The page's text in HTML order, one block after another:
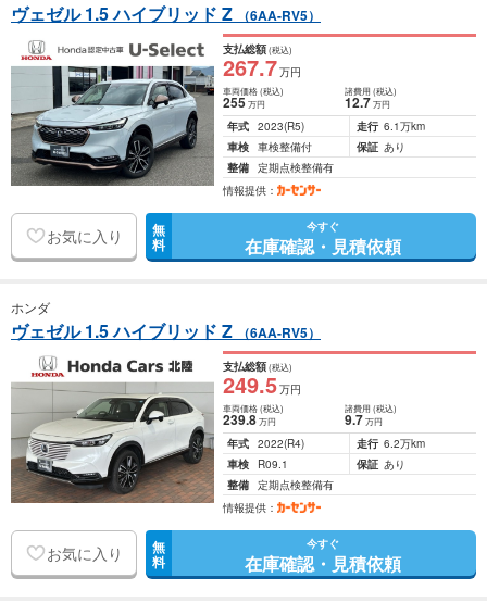
ヴェゼル 1.5 ハイブリッド Z （6AA-RV5）
支払総額(税込)
267.7万円
車両価格(税込)
255万円
諸費用 (税込)
12.7 万円
年式 2023(R5) 走行 6.1万km
車検 車検整備付 保証 あり
整備 定期点検整備有
情報提供：
お気に入り 無
料
今すぐ
在庫確認・見積依頼
ホンダ
ヴェゼル 1.5 ハイブリッド Z （6AA-RV5）
支払総額(税込)
249.5万円
車両価格(税込)
239.8万円
諸費用 (税込)
9.7 万円
年式 2022(R4) 走行 6.2万km
車検
R09.1 保証 あり
整備 定期点検整備有
情報提供：
お気に入り 無
料
今すぐ
在庫確認・見積依頼